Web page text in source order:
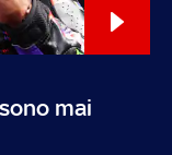
mai